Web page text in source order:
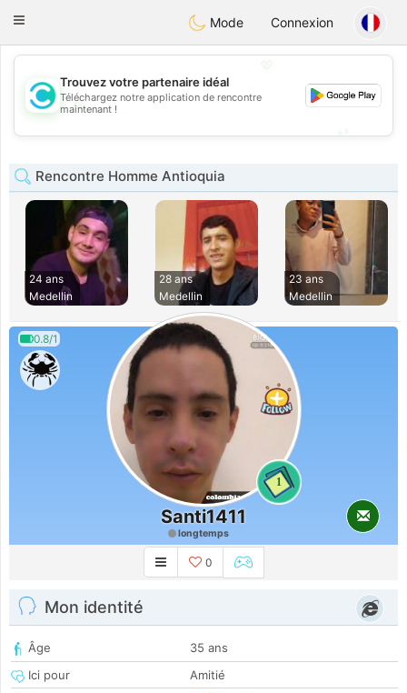
olombiaCitas
Toggle
Mode Connexion
💖
💕
Trouvez votre partenaire idéal
Téléchargez notre application de rencontre
maintenant !
Rencontre Homme Antioquia
24 ans
Medellin
28 ans
Medellin
23 ans
Medellin
0.8/1
1
Santi1411
longtemps
0
Mon identité
Âge
35 ans
Ici pour
Amitié